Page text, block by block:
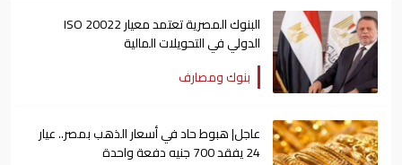
البنوك المصرية تعتمد معيار ISO 20022
الدولي في التحويلات المالية
بنوك ومصارف
عاجل| هبوط حاد في أسعار الذهب بمصر.. عيار
24 يفقد 700 جنيه دفعة واحدة